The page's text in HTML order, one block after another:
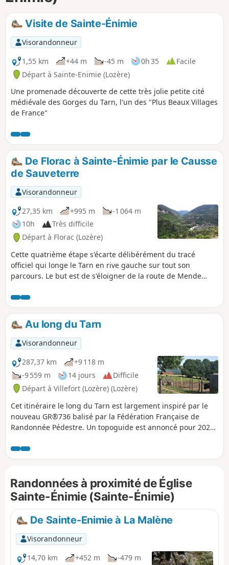
Visite de Sainte-Énimie
Visorandonneur
1,55 km
+44 m -45 m 0h 35
Facile
Départ à Sainte-Enimie (Lozère)
Une promenade découverte de cette très jolie petite cité
médiévale des Gorges du Tarn, l'un des "Plus Beaux Villages
de France"
De Florac à Sainte-Énimie par le Causse
de Sauveterre
Visorandonneur
27,35 km
+995 m
-1 064 m
10h
Très difficile
Départ à Florac (Lozère)
Cette quatrième étape s'écarte délibérément du tracé
officiel qui longe le Tarn en rive gauche sur tout son
parcours. Le but est de s'éloigner de la route de Mende
jusqu'à Ispagnac. Ce tracé visite la pointe du Causse
Méjean jusqu'à Quézac avant de passer en rive droite pour
grimper rejoindre le GRP® Causse du Sauveterre et
redescendre vers Sainte-Énimie.
Au long du Tarn
Visorandonneur
287,37 km
+9 118 m
-9 559 m
14 jours
Difficile
Départ à Villefort (Lozère) (Lozère)
Cet itinéraire le long du Tarn est largement inspiré par le
nouveau GR®736 balisé par la Fédération Française de
Randonnée Pédestre. Un topoguide est annoncé pour 2023.
partie la plus sauvage, c'est un bonheur de voir l'eau jaillir
et devenir torrent puis rivière tumultueuse pour s'épanouir
s'apaiser un peu aux portes d'Albi.
Randonnées à proximité de Église
Sainte-Énimie (Sainte-Énimie)
De Sainte-Enimie à La Malène
Visorandonneur
14,70 km
+452 m
-479 m